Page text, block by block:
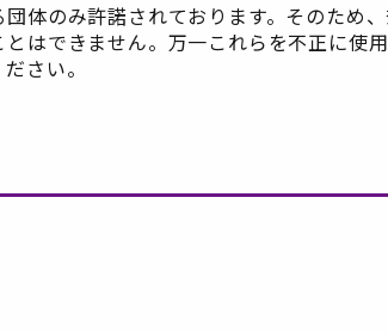
体のみ許諾されております。そのため
はできません。万一これらを不正に使
さい。